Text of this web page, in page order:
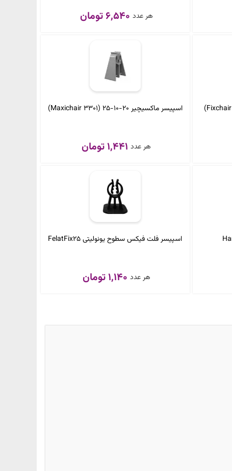
6,540 تومان هر عدد
اسپیسر ماکسیچیر 20-10-25 (3301 Maxichair)
1,441 تومان هر عدد
اسپیسر فلت فیکس سطوح یونولیتی FelatFix25
1,140 تومان هر عدد